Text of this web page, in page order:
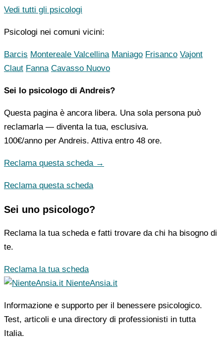
Vedi tutti gli psicologi
Psicologi nei comuni vicini:
Barcis Montereale Valcellina Maniago Frisanco Vajont
Claut Fanna Cavasso Nuovo
Sei lo psicologo di Andreis?
Questa pagina è ancora libera. Una sola persona può
reclamarla — diventa la tua, esclusiva.
100€/anno per Andreis. Attiva entro 48 ore.
Reclama questa scheda →
Reclama questa scheda
Sei uno psicologo?
Reclama la tua scheda e fatti trovare da chi ha bisogno di
te.
Reclama la tua scheda
NienteAnsia.it
Informazione e supporto per il benessere psicologico.
Test, articoli e una directory di professionisti in tutta
Italia.